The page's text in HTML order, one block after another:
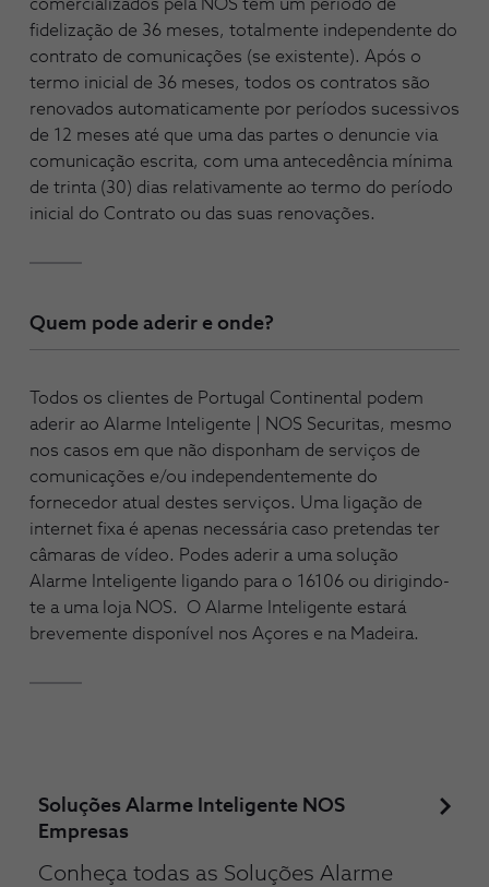
comercializados pela NOS têm um período de
fidelização de 36 meses, totalmente independente do
contrato de comunicações (se existente). Após o
termo inicial de 36 meses, todos os contratos são
renovados automaticamente por períodos sucessivos
de 12 meses até que uma das partes o denuncie via
comunicação escrita, com uma antecedência mínima
de trinta (30) dias relativamente ao termo do período
inicial do Contrato ou das suas renovações.
Quem pode aderir e onde?
Todos os clientes de Portugal Continental podem
aderir ao Alarme Inteligente | NOS Securitas, mesmo
nos casos em que não disponham de serviços de
comunicações e/ou independentemente do
fornecedor atual destes serviços. Uma ligação de
internet fixa é apenas necessária caso pretendas ter
câmaras de vídeo. Podes aderir a uma solução
Alarme Inteligente ligando para o 16106 ou dirigindo-
te a uma loja NOS. O Alarme Inteligente estará
brevemente disponível nos Açores e na Madeira.
Soluções Alarme Inteligente NOS
Empresas
Conheça todas as Soluções Alarme